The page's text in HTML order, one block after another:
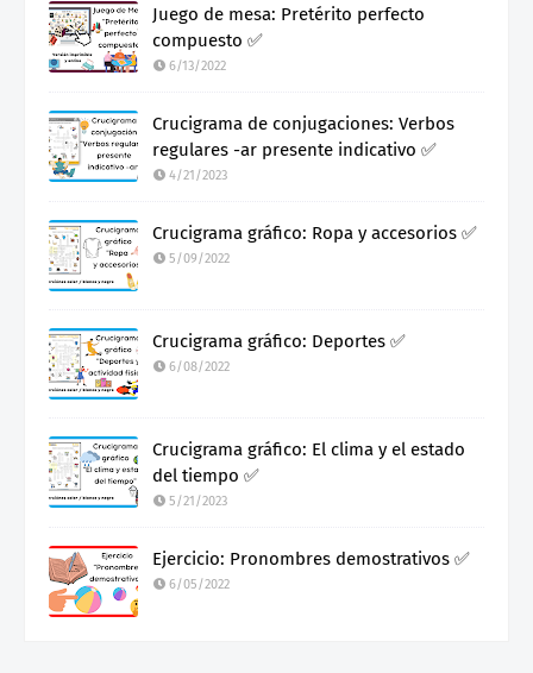
Juego de mesa: Pretérito perfecto
compuesto ✅
6/13/2022
Crucigrama de conjugaciones: Verbos
regulares -ar presente indicativo ✅
4/21/2023
Crucigrama gráfico: Ropa y accesorios ✅
5/09/2022
Crucigrama gráfico: Deportes ✅
6/08/2022
Crucigrama gráfico: El clima y el estado
del tiempo ✅
5/21/2023
Ejercicio: Pronombres demostrativos ✅
6/05/2022